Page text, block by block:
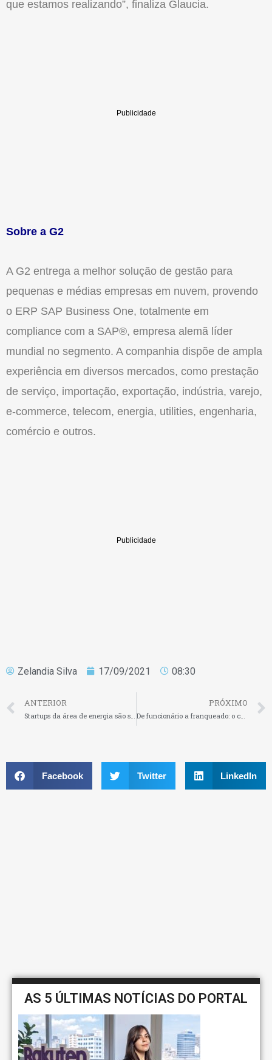
que estamos realizando”, finaliza Glaucia.
Sobre a G2
A G2 entrega a melhor solução de gestão para
pequenas e médias empresas em nuvem, provendo
o ERP SAP Business One, totalmente em
compliance com a SAP®, empresa alemã líder
mundial no segmento. A companhia dispõe de ampla
experiência em diversos mercados, como prestação
de serviço, importação, exportação, indústria, varejo,
e-commerce, telecom, energia, utilities, engenharia,
comércio e outros.
Zelandia Silva 17/09/2021 08:30
ANTERIOR PRÓXIMO
De funcionário a franqueado: o caminho de sucesso de quem decidiu ser patrão
Facebook Twitter LinkedIn
AS 5 ÚLTIMAS NOTÍCIAS DO PORTAL